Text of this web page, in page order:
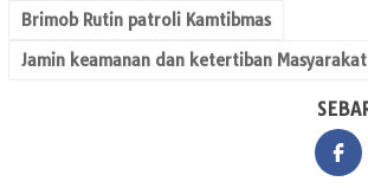
Brimob Rutin patroli Kamtibmas
Jamin keamanan dan ketertiban Masyarakat